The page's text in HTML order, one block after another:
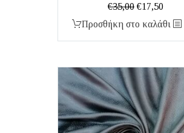
€35,00 Original
price
€17,50Η
Προσθήκη στο καλάθι